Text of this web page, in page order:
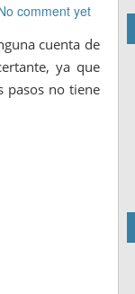
comment yet
cuenta de
ya que
pasos no tiene